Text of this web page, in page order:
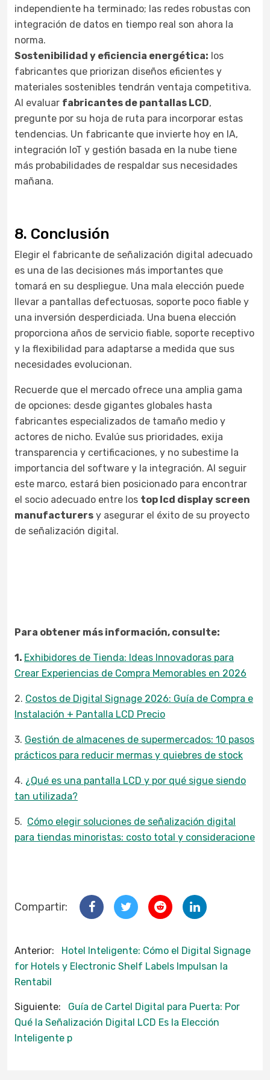
independiente ha terminado; las redes robustas con
integración de datos en tiempo real son ahora la
norma.
Sostenibilidad y eficiencia energética: los
fabricantes que priorizan diseños eficientes y
materiales sostenibles tendrán ventaja competitiva.
Al evaluar fabricantes de pantallas LCD,
pregunte por su hoja de ruta para incorporar estas
tendencias. Un fabricante que invierte hoy en IA,
integración IoT y gestión basada en la nube tiene
más probabilidades de respaldar sus necesidades
mañana.
8. Conclusión
Elegir el fabricante de señalización digital adecuado
es una de las decisiones más importantes que
tomará en su despliegue. Una mala elección puede
llevar a pantallas defectuosas, soporte poco fiable y
una inversión desperdiciada. Una buena elección
proporciona años de servicio fiable, soporte receptivo
y la flexibilidad para adaptarse a medida que sus
necesidades evolucionan.
Recuerde que el mercado ofrece una amplia gama
de opciones: desde gigantes globales hasta
fabricantes especializados de tamaño medio y
actores de nicho. Evalúe sus prioridades, exija
transparencia y certificaciones, y no subestime la
importancia del software y la integración. Al seguir
este marco, estará bien posicionado para encontrar
el socio adecuado entre los top lcd display screen
manufacturers y asegurar el éxito de su proyecto
de señalización digital.
Para obtener más información, consulte:
1. Exhibidores de Tienda: Ideas Innovadoras para
Crear Experiencias de Compra Memorables en 2026
2. Costos de Digital Signage 2026: Guía de Compra e
Instalación + Pantalla LCD Precio
3. Gestión de almacenes de supermercados: 10 pasos
prácticos para reducir mermas y quiebres de stock
4. ¿Qué es una pantalla LCD y por qué sigue siendo
tan utilizada?
5. Cómo elegir soluciones de señalización digital
para tiendas minoristas: costo total y consideracione
Compartir:
Anterior:
Hotel Inteligente: Cómo el Digital Signage
for Hotels y Electronic Shelf Labels Impulsan la
Rentabil
Siguiente:
Guía de Cartel Digital para Puerta: Por
Qué la Señalización Digital LCD Es la Elección
Inteligente p